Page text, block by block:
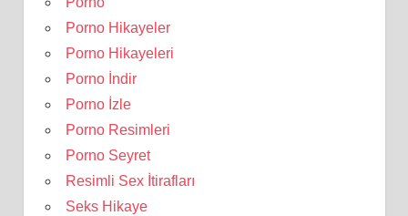
Porno Hikayeler
Porno Hikayeleri
Porno İndir
Porno İzle
Porno Resimleri
Porno Seyret
Resimli Sex İtirafları
Seks Hikaye